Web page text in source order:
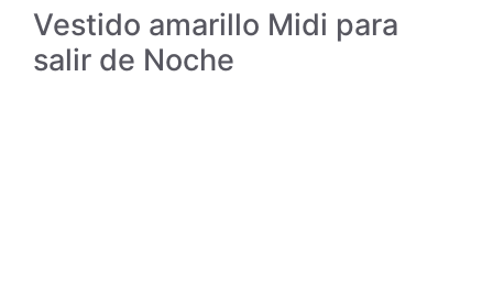
Vestido amarillo Midi para
salir de Noche